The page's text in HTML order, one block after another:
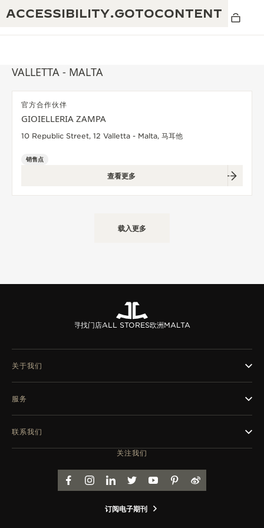
ACCESSIBILITY.GOTOCONTENT
积家国际质保
积家REVERSO 1931 CAFÉ
REVERSO翻转系列腕表主题展
190余年
180多项精湛技艺
VALLETTA - MALTA
官方合作伙伴
GIOIELLERIA ZAMPA
10 Republic Street, 12 Valletta - Malta, 马耳他
销售点
查看更多
载入更多
寻找门店ALL STORES欧洲MALTA
关注我们
FACEBOOK
INSTAGRAM
LINKEDINTWITTERYOUTUBEPINTEREST
WEIBO
订阅电子期刊
关于我们
服务
联系我们